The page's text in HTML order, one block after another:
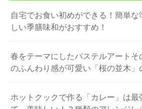
自宅でお食い初めができる！簡単な
しい季膳味和がおすすめ！
春をテーマにしたパステルアートそ
のふんわり感が可愛い「桜の並木」
ホットクックで作る「カレー」は最